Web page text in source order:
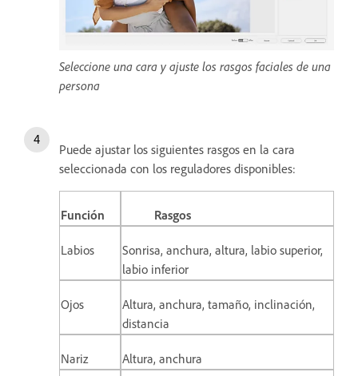
Seleccione una cara y ajuste los rasgos faciales de una
persona
Puede ajustar los siguientes rasgos en la cara
seleccionada con los reguladores disponibles:
Función Rasgos
Labios
Sonrisa, anchura, altura, labio superior,
labio inferior
Ojos
Altura, anchura, tamaño, inclinación,
distancia
Nariz Altura, anchura